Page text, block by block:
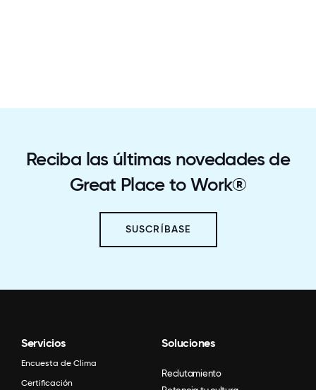
Reciba las últimas novedades de
Great Place to Work®
SUSCRÍBASE
Servicios
Encuesta de Clima
Certificación
Soluciones
Reclutamiento